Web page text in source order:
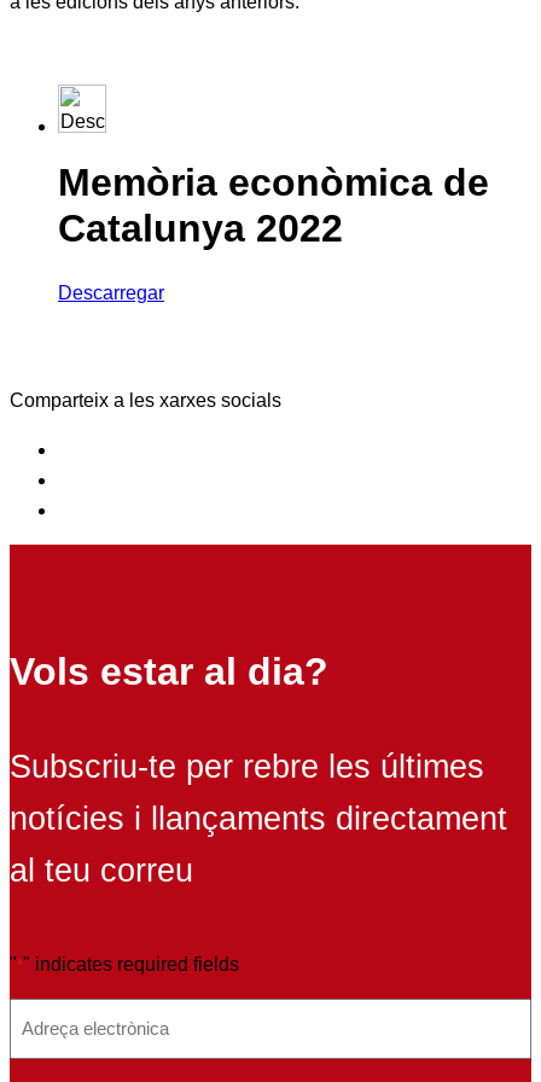
Memòria econòmica de
Catalunya 2022
Descarregar
Comparteix a les xarxes socials
Vols estar al dia?
Subscriu-te per rebre les últimes
notícies i llançaments directament
al teu correu
"*" indicates required fields